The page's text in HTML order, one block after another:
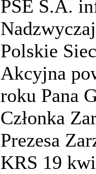
PSE S.A.
Polskie
Akcyjna
roku Pana
Członka
Prezesa
KRS 19